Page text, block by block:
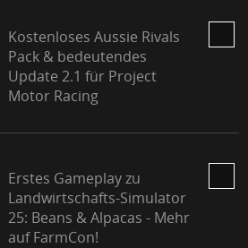
Kostenloses Aussie Rivals
Pack & bedeutendes
Update 2.1 für Project
Motor Racing
Erstes Gameplay zu
Landwirtschafts-Simulator
25: Beans & Alpacas - Mehr
auf FarmCon!